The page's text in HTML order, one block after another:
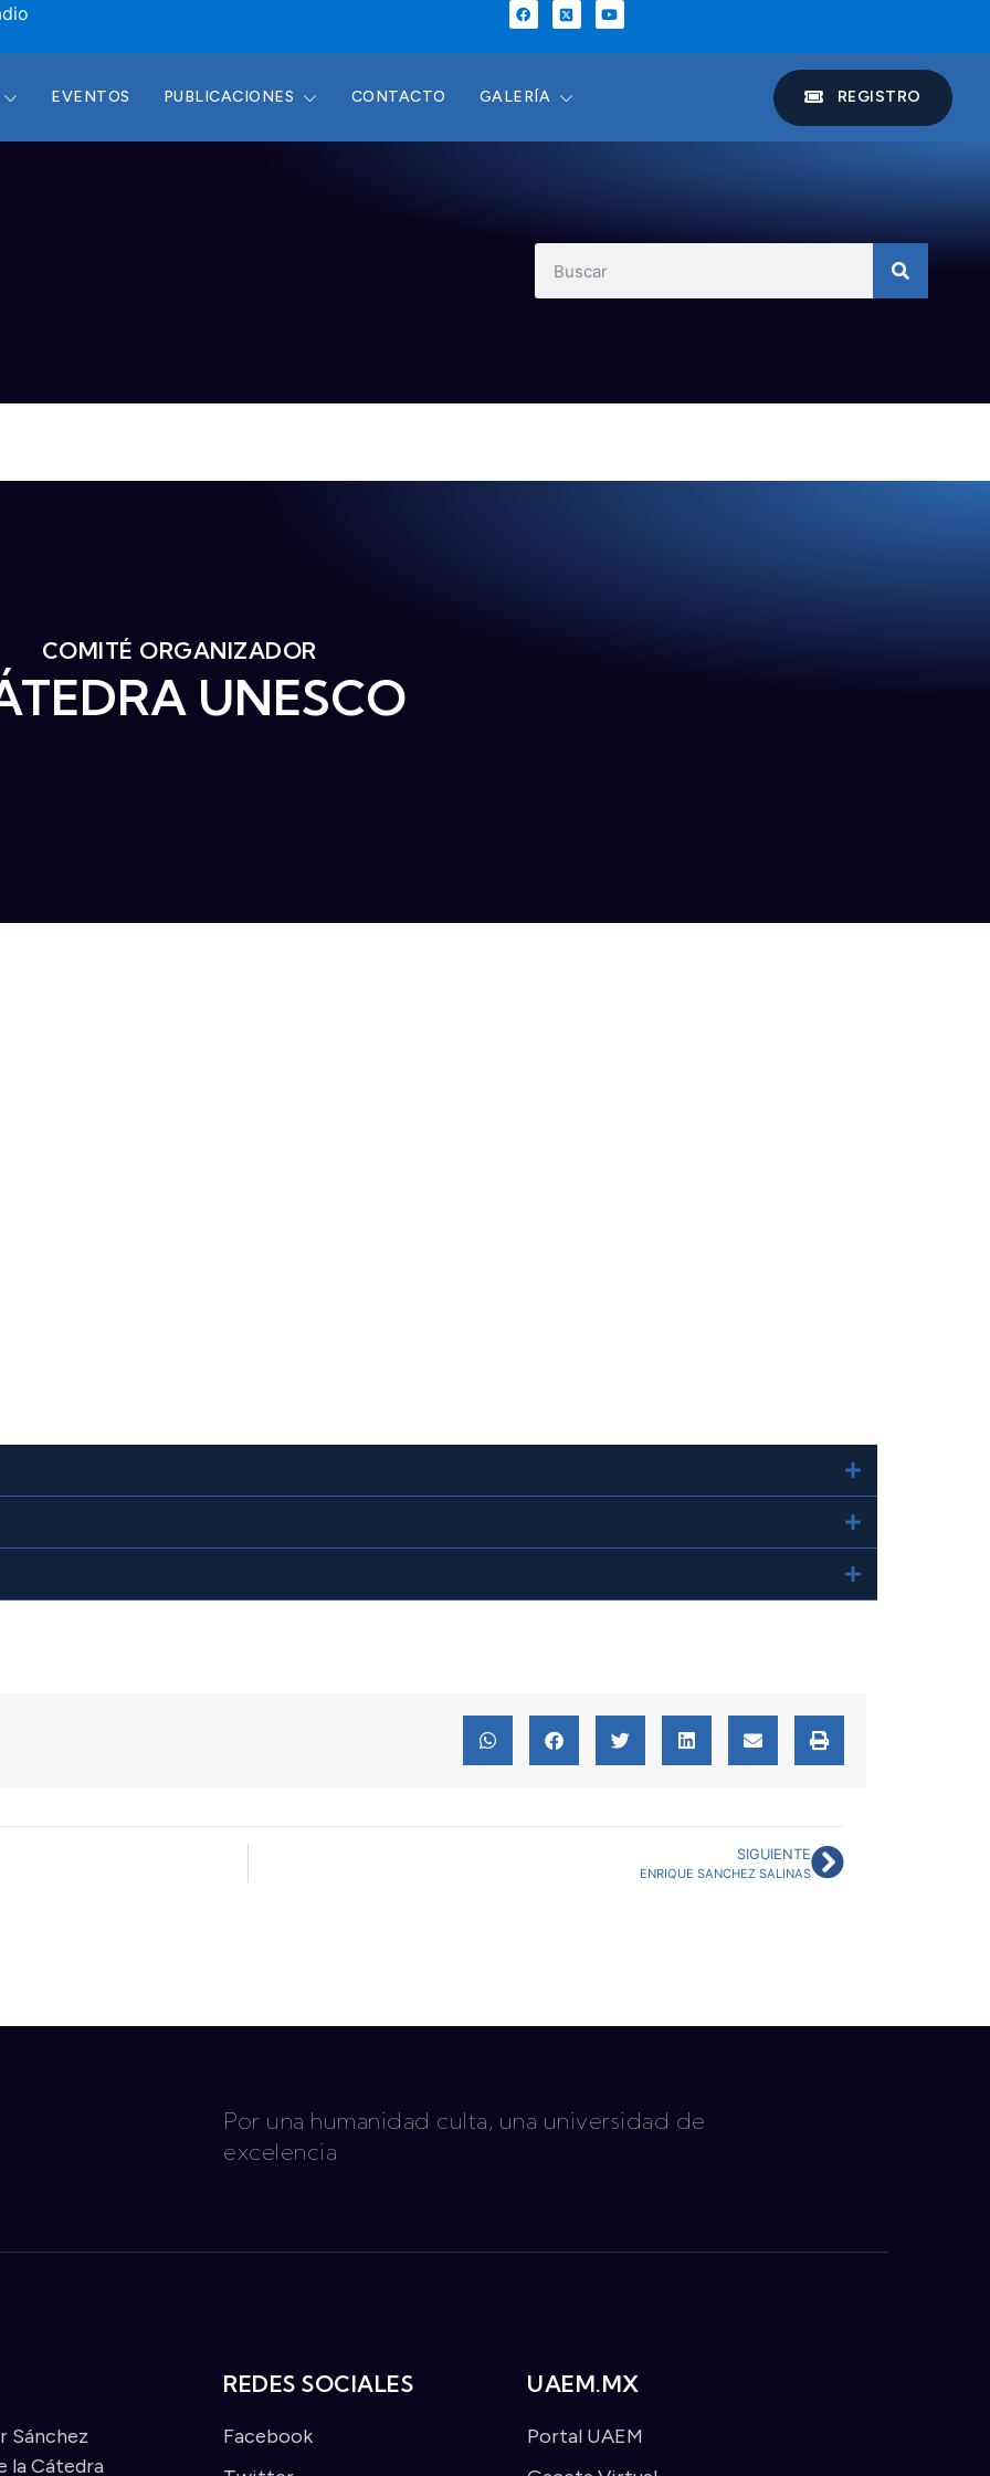
EVENTOS PUBLICACIONES CONTACTO GALERÍA REGISTRO
COMITÉ ORGANIZADOR
UNESCO
SIGUIENTE
ENRIQUE SANCHEZ SALINAS
Por una humanidad culta, una universidad de
excelencia
Sánchez
la Cátedra
REDES SOCIALES
Facebook
UAEM.MX
Portal UAEM